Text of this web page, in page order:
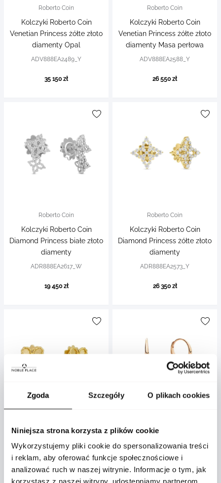
Zgoda Szczegóły O plikach cookies
Niniejsza strona korzysta z plików cookie
Wykorzystujemy pliki cookie do spersonalizowania treści
i reklam, aby oferować funkcje społecznościowe i
analizować ruch w naszej witrynie. Informacje o tym, jak
korzystasz z naszej witryny, udostępniamy partnerom
Roberto Coin
Kolczyki Roberto Coin
Venetian Princess żółte złoto
diamenty Opal
ADV888EA2489_Y
35 150 zł
Roberto Coin
Kolczyki Roberto Coin
Venetian Princess żółte złoto
diamenty Masa perłowa
ADV888EA2588_Y
26 550 zł
Roberto Coin
Kolczyki Roberto Coin
Diamond Princess białe złoto
diamenty
ADR888EA2617_W
19 450 zł
Roberto Coin
Kolczyki Roberto Coin
Diamond Princess żółte złoto
diamenty
ADR888EA2573_Y
26 350 zł
Kolczyki Roberto Coin
Jasmine żółte złoto diamenty
ADR777EA3646_Y
różowe złoto Topaz
POC5020O7000000YY